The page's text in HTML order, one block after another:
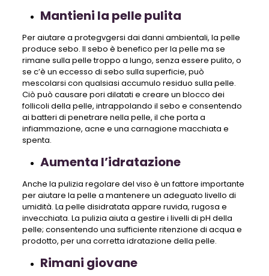
Mantieni la pelle pulita
Per aiutare a protegvgersi dai danni ambientali, la pelle
produce sebo. Il sebo è benefico per la pelle ma se
rimane sulla pelle troppo a lungo, senza essere pulito, o
se c’è un eccesso di sebo sulla superficie, può
mescolarsi con qualsiasi accumulo residuo sulla pelle.
Ciò può causare pori dilatati e creare un blocco dei
follicoli della pelle, intrappolando il sebo e consentendo
ai batteri di penetrare nella pelle, il che porta a
infiammazione, acne e una carnagione macchiata e
spenta.
Aumenta l’idratazione
Anche la pulizia regolare del viso è un fattore importante
per aiutare la pelle a mantenere un adeguato livello di
umidità. La pelle disidratata appare ruvida, rugosa e
invecchiata. La pulizia aiuta a gestire i livelli di pH della
pelle; consentendo una sufficiente ritenzione di acqua e
prodotto, per una corretta idratazione della pelle.
Rimani giovane